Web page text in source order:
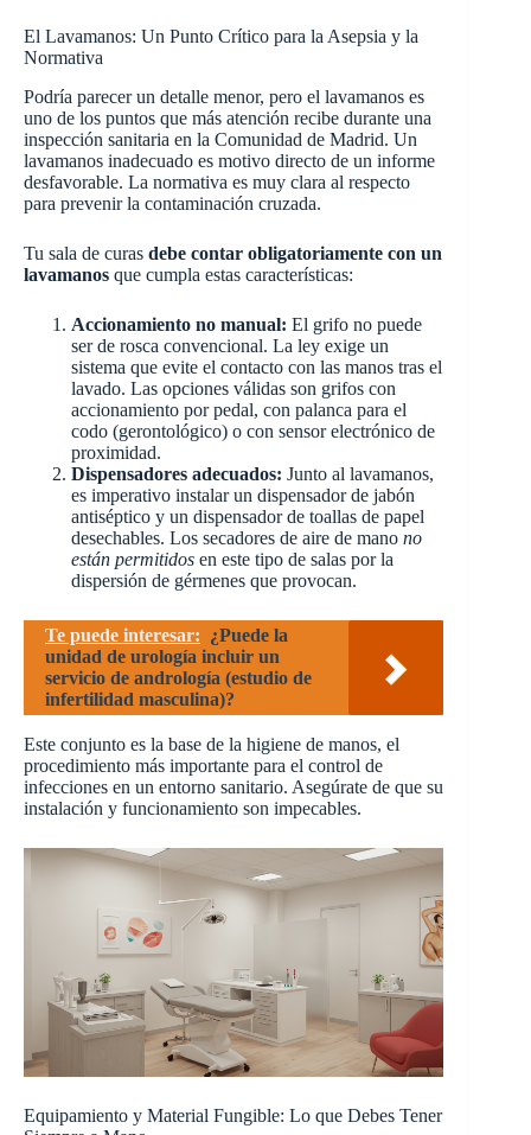
El Lavamanos: Un Punto Crítico para la Asepsia y la
Normativa
Podría parecer un detalle menor, pero el lavamanos es
uno de los puntos que más atención recibe durante una
inspección sanitaria en la Comunidad de Madrid. Un
lavamanos inadecuado es motivo directo de un informe
desfavorable. La normativa es muy clara al respecto
para prevenir la contaminación cruzada.
Tu sala de curas debe contar obligatoriamente con un
lavamanos que cumpla estas características:
Accionamiento no manual: El grifo no puede
ser de rosca convencional. La ley exige un
sistema que evite el contacto con las manos tras el
lavado. Las opciones válidas son grifos con
accionamiento por pedal, con palanca para el
codo (gerontológico) o con sensor electrónico de
proximidad.
Dispensadores adecuados: Junto al lavamanos,
es imperativo instalar un dispensador de jabón
antiséptico y un dispensador de toallas de papel
desechables. Los secadores de aire de mano no
están permitidos en este tipo de salas por la
dispersión de gérmenes que provocan.
Te puede interesar: ¿Puede la
unidad de urología incluir un
servicio de andrología (estudio de
infertilidad masculina)?
Este conjunto es la base de la higiene de manos, el
procedimiento más importante para el control de
infecciones en un entorno sanitario. Asegúrate de que su
instalación y funcionamiento son impecables.
Equipamiento y Material Fungible: Lo que Debes Tener